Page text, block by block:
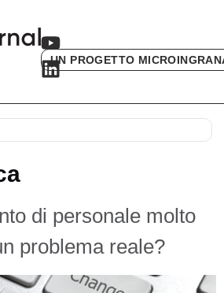
UN PROGETTO
di personale molto
problema reale?